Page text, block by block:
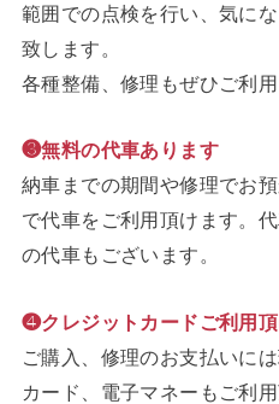
範囲での点検を行い、気に
致します。
各種整備、修理もぜひご利用
❸無料の代車あります
納車までの期間や修理でお
で代車をご利用頂けます。
の代車もございます。
❹クレジットカードご利用
ご購入、修理のお支払いに
カード、電子マネーもご利